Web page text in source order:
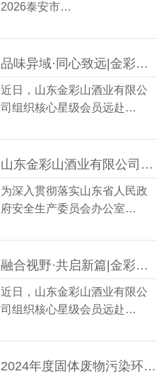
2026泰安市…
品味异域·同心致远|金彩山酒业星级会员越南研学之旅圆满收官
近日，山东金彩山酒业有限公
司组织核心星级会员远赴…
山东金彩山酒业有限公司开展“开工第一课”安全培训教育
为深入贯彻落实山东省人民政
府安全生产委员会办公室…
融合视野·共启新篇|金彩山酒业星级会员阿联酋迪拜研学之旅圆满落幕
近日，山东金彩山酒业有限公
司组织核心星级会员远赴…
2024年度固体废物污染环境防治信息的公示内容